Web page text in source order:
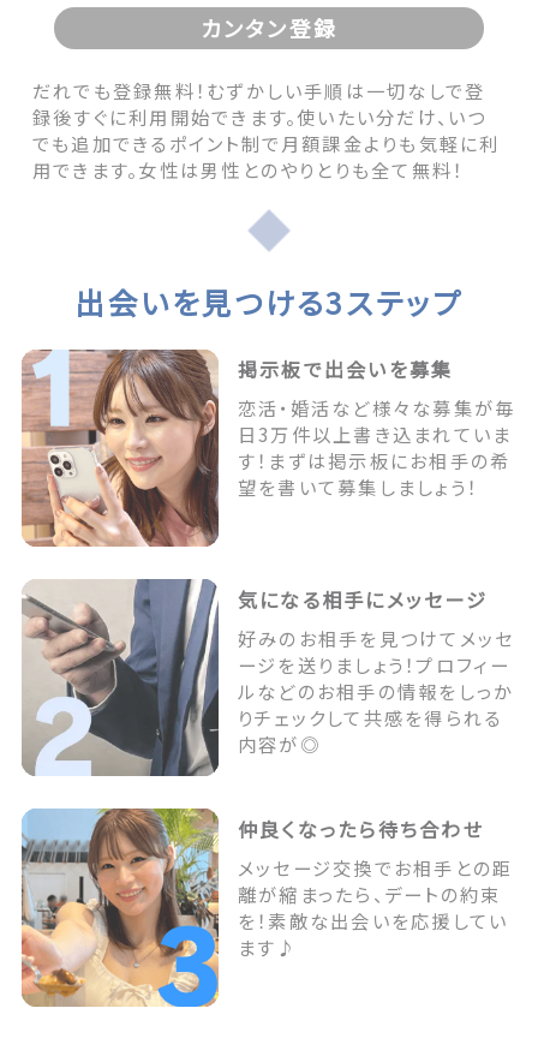
カンタン登録
だれでも登録無料！むずかしい手順は一切なしで登
録後すぐに利用開始できます。使いたい分だけ、いつ
でも追加できるポイント制で月額課金よりも気軽に利
用できます。女性は男性とのやりとりも全て無料！
出会いを見つける3ステップ
掲示板で出会いを募集
恋活・婚活など様々な募集が毎
日3万件以上書き込まれていま
す！まずは掲示板にお相手の希
望を書いて募集しましょう！
気になる相手にメッセージ
好みのお相手を見つけてメッセ
ージを送りましょう！プロフィー
ルなどのお相手の情報をしっか
りチェックして共感を得られる
内容が◎
仲良くなったら待ち合わせ
メッセージ交換でお相手との距
離が縮まったら、デートの約束
を！素敵な出会いを応援してい
ます♪